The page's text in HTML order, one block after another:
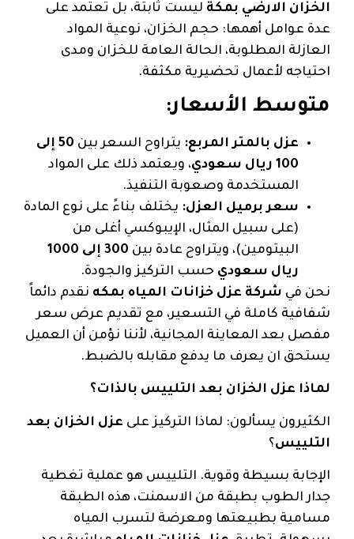
الخزان الارضي بمكة ليست ثابتة، بل تعتمد على
عدة عوامل أهمها: حجم الخزان، نوعية المواد
العازلة المطلوبة، الحالة العامة للخزان ومدى
احتياجه لأعمال تحضيرية مكثفة.
متوسط الأسعار:
عزل بالمتر المربع: يتراوح السعر بين
50 إلى
100 ريال سعودي
، ويعتمد ذلك على المواد
المستخدمة وصعوبة التنفيذ.
سعر برميل العزل: يختلف بناءً على نوع المادة
(على سبيل المثال، الإيبوكسي أغلى من
البيتومين)، ويتراوح عادة بين
300 إلى 1000
ريال سعودي حسب التركيز والجودة.
نحن في شركة عزل خزانات المياه بمكه نقدم دائماً
شفافية كاملة في التسعير، مع تقديم عرض سعر
مفصل بعد المعاينة المجانية، لأننا نؤمن أن العميل
يستحق ان يعرف ما يدفع مقابله بالضبط.
لماذا عزل الخزان بعد التلييس بالذات؟
الكثيرون يسألون: لماذا التركيز على عزل الخزان بعد
التلييس؟
الإجابة بسيطة وقوية. التلييس هو عملية تغطية
جدار الطوب بطبقة من الاسمنت، هذه الطبقة
مسامية بطبيعتها ومعرضة لتسرب المياه